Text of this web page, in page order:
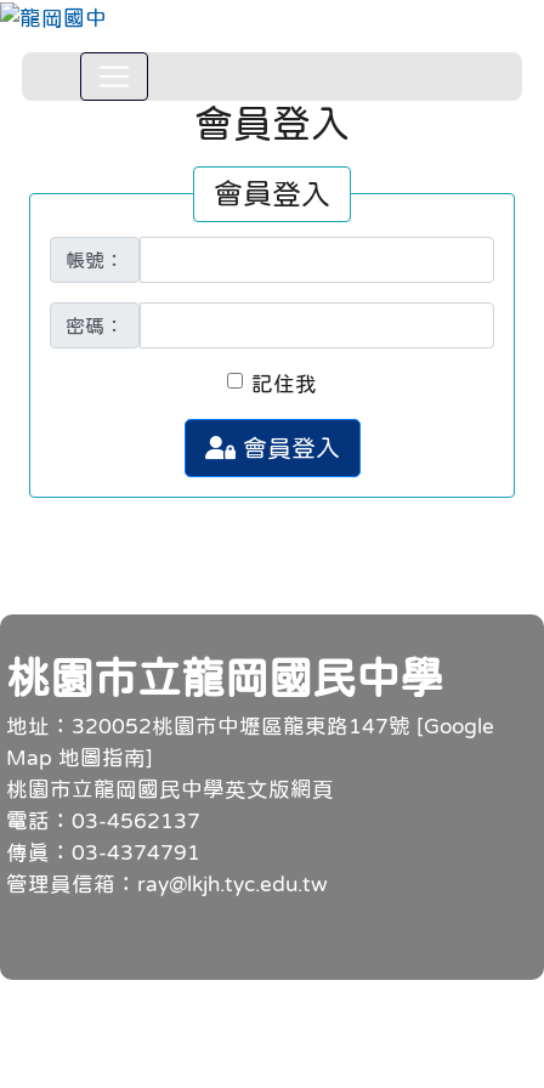
會員登入
會員登入
帳號：
密碼：
記住我
會員登入
頁尾
桃園市立龍岡國民中學
地址：320052桃園市中壢區龍東路147號 [Google
Map 地圖指南]
桃園市立龍岡國民中學英文版網頁
電話：03-4562137
傳真：03-4374791
管理員信箱：ray@lkjh.tyc.edu.tw